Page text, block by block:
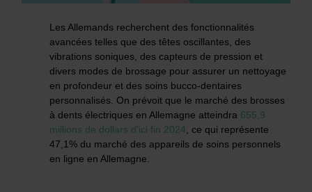
Les Allemands recherchent des fonctionnalités
avancées telles que des têtes oscillantes, des
vibrations soniques, des capteurs de pression et
divers modes de brossage pour assurer un nettoyage
en profondeur et des soins bucco-dentaires
personnalisés. On prévoit que le marché des brosses
à dents électriques en Allemagne atteindra 655,9
millions de dollars d'ici fin 2024, ce qui représente
47,1% du marché des appareils de soins personnels
en ligne en Allemagne.